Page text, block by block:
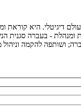
דיגיטלי. היא
ומנהלת - בעברה סגנית
ושותפה להקמה וניהול